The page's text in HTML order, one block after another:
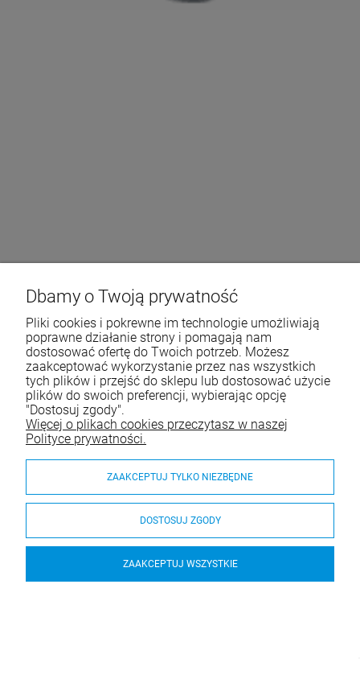
Dbamy o Twoją prywatność
Pliki cookies i pokrewne im technologie umożliwiają
poprawne działanie strony i pomagają nam
dostosować ofertę do Twoich potrzeb. Możesz
zaakceptować wykorzystanie przez nas wszystkich
tych plików i przejść do sklepu lub dostosować użycie
plików do swoich preferencji, wybierając opcję
"Dostosuj zgody".
Więcej o plikach cookies przeczytasz w naszej
Polityce prywatności.
ZAAKCEPTUJ TYLKO NIEZBĘDNE
DOSTOSUJ ZGODY
ZAAKCEPTUJ WSZYSTKIE